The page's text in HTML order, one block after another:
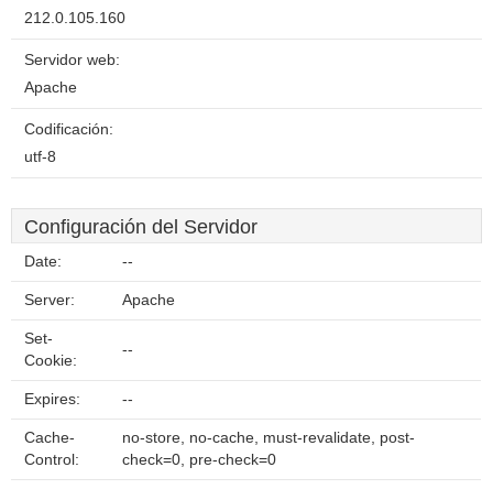
212.0.105.160
Servidor web:
Apache
Codificación:
utf-8
Configuración del Servidor
Date: --
Server: Apache
Set-
Cookie:
--
Expires: --
Cache-
Control:
no-store, no-cache, must-revalidate, post-
check=0, pre-check=0